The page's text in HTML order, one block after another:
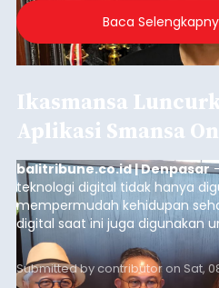
Baca
Ikasmansa
Aplikasi Smansa
balitribune.co.id | Denpasar-
teknologi digital tidak hanya
mempermudah kehidupan
digital saat ini juga digunakan
dan mengelola data base
sekolah, salah satunya adalah
Denpasar.
Submitted bycontributoron Sat,